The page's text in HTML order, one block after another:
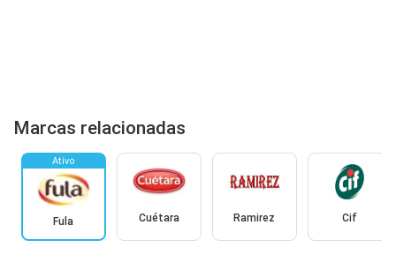
Marcas relacionadas
Ativo
Fula Cuétara Ramirez Cif